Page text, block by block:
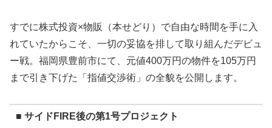
すでに株式投資×物販（本せどり）で自由な時間を手に入
れていたからこそ、一切の妥協を排して取り組んだデビュ
ー戦。福岡県豊前市にて、元値400万円の物件を105万円
まで引き下げた「指値交渉術」の全貌を公開します。
■ サイドFIRE後の第1号プロジェクト